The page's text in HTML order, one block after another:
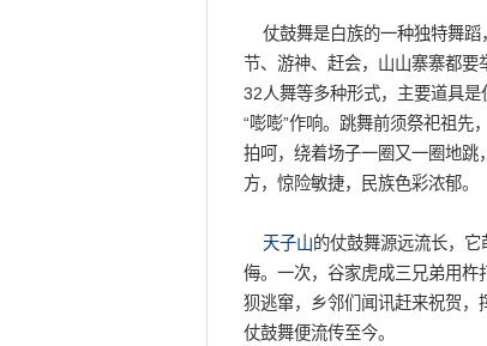
仗鼓舞是白族的一种独特舞蹈
节、游神、赶会，山山寨寨都要
32人舞等多种形式，主要道具
“嘭嘭”作响。跳舞前须祭祀祖先
拍呵，绕着场子一圈又一圈地
方，惊险敏捷，民族色彩浓郁。
天子山的仗鼓舞源远流长，
侮。一次，谷家虎成三兄弟用杵
狈逃窜，乡邻们闻讯赶来祝贺，
仗鼓舞便流传至今。